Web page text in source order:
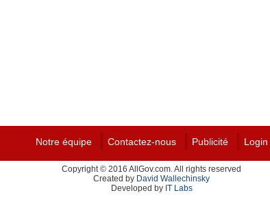
Notre équipe Contactez-nous Publicité Login
Copyright © 2016 AllGov.com. All rights reserved
Created by David Wallechinsky
Developed by IT Labs